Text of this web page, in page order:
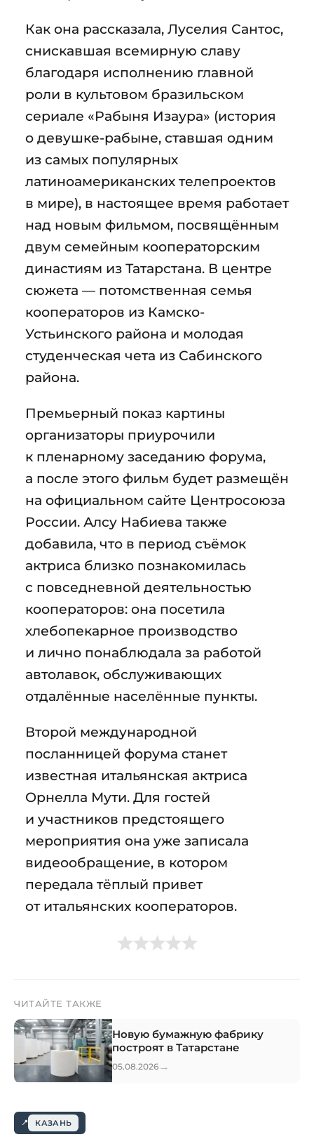
Как она рассказала, Луселия Сантос,
снискавшая всемирную славу
благодаря исполнению главной
роли в культовом бразильском
сериале «Рабыня Изаура» (история
о девушке-рабыне, ставшая одним
из самых популярных
латиноамериканских телепроектов
в мире), в настоящее время работает
над новым фильмом, посвящённым
двум семейным кооператорским
династиям из Татарстана. В центре
сюжета — потомственная семья
кооператоров из Камско-
Устьинского района и молодая
студенческая чета из Сабинского
района.
Премьерный показ картины
организаторы приурочили
к пленарному заседанию форума,
а после этого фильм будет размещён
на официальном сайте Центросоюза
России. Алсу Набиева также
добавила, что в период съёмок
актриса близко познакомилась
с повседневной деятельностью
кооператоров: она посетила
хлебопекарное производство
и лично понаблюдала за работой
автолавок, обслуживающих
отдалённые населённые пункты.
Второй международной
посланницей форума станет
известная итальянская актриса
Орнелла Мути. Для гостей
и участников предстоящего
мероприятия она уже записала
видеообращение, в котором
передала тёплый привет
от итальянских кооператоров.
ЧИТАЙТЕ ТАКЖЕ
Новую бумажную фабрику
построят в Татарстане
05.08.2026 →
КАЗАНЬ